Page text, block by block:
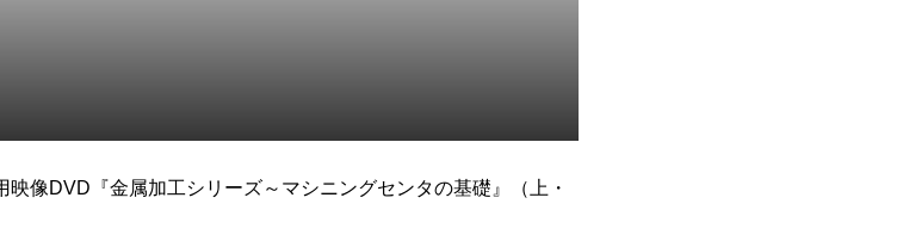
像DVD『金属加工シリーズ～マシニングセンタの基礎』（上・